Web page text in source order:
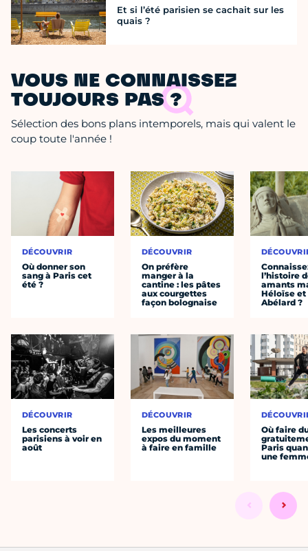
Et si l’été parisien se cachait sur les
quais ?
VOUS NE CONNAISSEZ
TOUJOURS PAS ?
Sélection des bons plans intemporels, mais qui valent le
coup toute l'année !
DÉCOUVRIR
Où donner son
sang à Paris cet
été ?
DÉCOUVRIR
Les concerts
parisiens à voir en
août
DÉCOUVRIR
On préfère
manger à la
cantine : les pâtes
aux courgettes
façon bolognaise
DÉCOUVRIR
Les meilleures
expos du moment
à faire en famille
l’histoire
amants
Héloïse et
Abélard ?
Où faire
Paris
une